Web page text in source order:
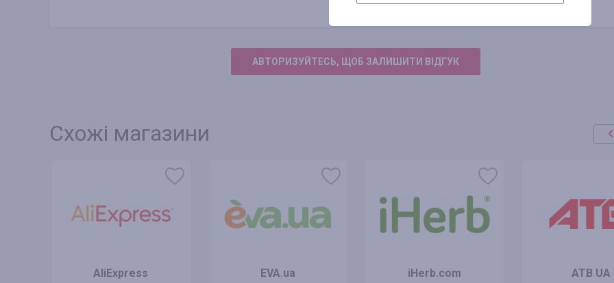
АВТОРИЗУЙТЕСЬ, ЩОБ ЗАЛИШИТИ ВІДГУК
Схожі магазини
AliExpress EVA.ua iHerb.com ATB UA